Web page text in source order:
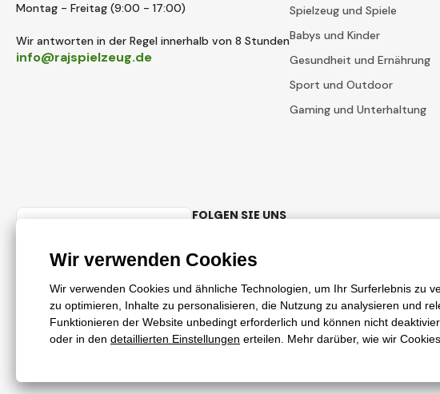
Montag - Freitag (9:00 - 17:00)
Wir antworten in der Regel innerhalb von 8 Stunden
info@rajspielzeug.de
Spielzeug und Spiele
Babys und Kinder
Gesundheit und Ernährung
Sport und Outdoor
Gaming und Unterhaltung
FOLGEN SIE UNS
© 2018 - 2026 RajSpielzeug.de, Alle Rechte vorbehalten
Diese Seite ist durch reCAPTCHA geschützt und es geltenDatenschutzbestimmungen